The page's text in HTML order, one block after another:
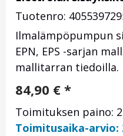
Tuotenro:
Ilmalämpöpumpun
EPN, EPS -sarjan
mallitarran tiedoilla.
84,90 € *
Toimituksen paino:
Toimitusaika-arvio: